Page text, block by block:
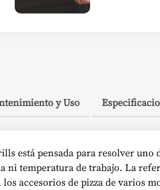
y Uso
está pensada para resolver
temperatura de trabajo. La
accesorios de pizza de varios